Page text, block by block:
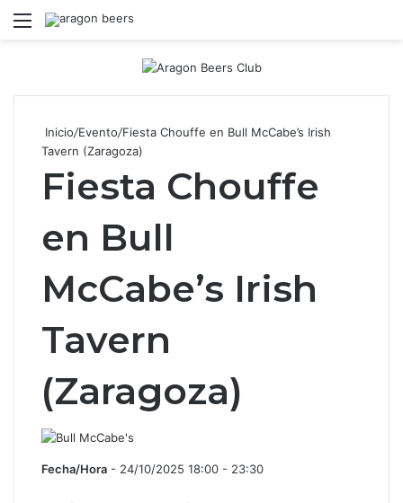
Menú
Inicio/Evento/Fiesta Chouffe en Bull McCabe’s Irish
Tavern (Zaragoza)
Fiesta Chouffe
en Bull
McCabe’s Irish
Tavern
(Zaragoza)
Fecha/Hora - 24/10/2025 18:00 - 23:30